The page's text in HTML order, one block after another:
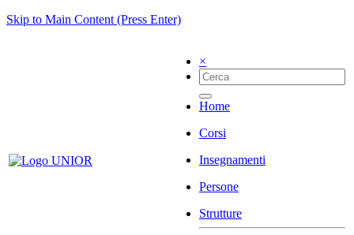
Skip to Main Content (Press Enter)
×
Home
Corsi
Insegnamenti
Persone
Strutture